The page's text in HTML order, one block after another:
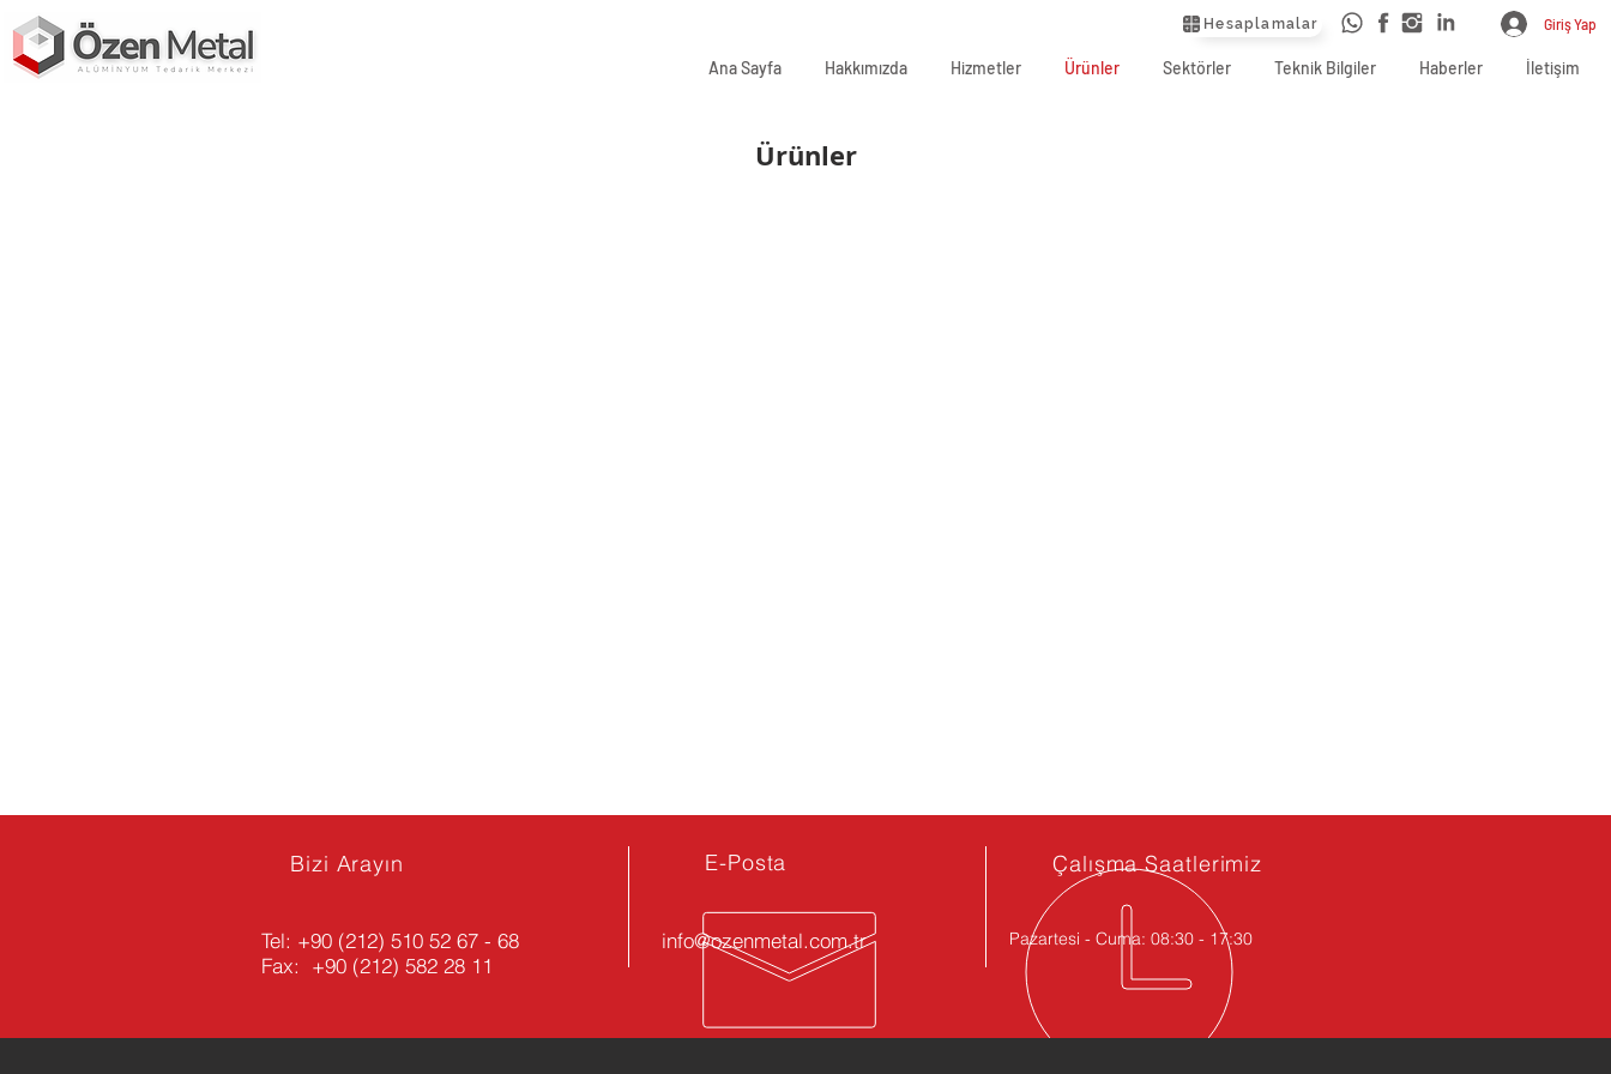
Hesaplamalar Giriş Yap
Ana Sayfa Hakkımızda Hizmetler Ürünler Sektörler Teknik Bilgiler Haberler İletişim
Ürünler
Bizi Arayın
Tel: +90 (212) 510 52 67 - 68
Fax: +90 (212) 582 28 11
E-Posta
info@ozenmetal.com.tr
Çalışma Saatlerimiz
Pazartesi - Cuma: 08:30 - 17:30